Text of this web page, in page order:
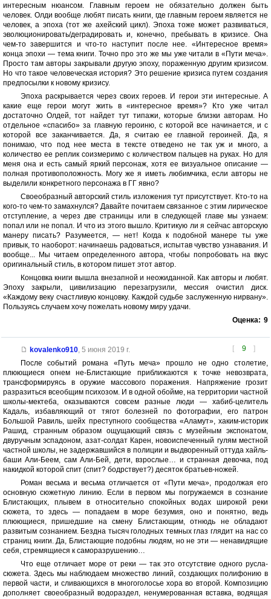
интересным нюансом. Главным героем не обязательно должен быть
человек. Олди вообще любят писать книги, где главным героем является не
человек, а эпоха (тот же ахейский цикл). Эпоха тоже может развиваться,
эволюционировать/деградировать и, конечно, пребывать в кризисе. Она
чем-то завершится и что-то наступит после нее. «Интересное время»
конца эпохи — тема книги. Точно про это же мы уже читали в «Пути меча».
Просто там авторы закрывали другую эпоху, пораженную другим кризисом.
Но что такое человеческая история? Это решение кризиса путем создания
предпосылки к новому кризису.
Эпоха раскрывается через своих героев. И герои эти интересные. А
какие еще герои могут жить в «интересное время»? Кто уже читал
достаточно Олдей, тот найдет тут типажи, которые близки авторам. Но
отдельное «спасибо» за главную героиню, с которой все начинается, и с
которой все заканчивается. Да, я считаю ее главной героиней. Да, я
понимаю, что под нее места в тексте отведено не так уж и много, а
количество ее реплик соизмеримо с количеством пальцев на руках. Но для
меня она и есть самый яркий персонаж, хотя ее визуальное описание —
полная противоположность. Могу же я иметь любимчика, если авторы не
выделили конкретного персонажа в ГГ явно?
Своеобразный авторский стиль изложения тут присутствует. Кто-то на
кого-то чем-то замахнулся? Давайте почитаем связанное с этим лирическое
отступление, а через две страницы или в следующей главе мы узнаем:
попал или не попал. И что из этого вышло. Критикую ли я сейчас авторскую
манеру писать? Разумеется, — нет! Когда к подобной манере ты уже
привык, то наоборот: начинаешь радоваться, испытав чувство узнавания. И
вообще... Мы читаем определенного автора, чтобы попробовать на вкус
оригинальный стиль, в котором пишет этот автор.
Концовка книги вышла внезапной и неожиданной. Как авторы и любят.
Эпоху закрыли, цивилизацию перезагрузили, мессия очистил диск.
«Каждому веку счастливую концовку. Каждой судьбе заслуженную нирвану».
Пользуясь случаем хочу пожелать новому миру удачи.
Оценка: 9
[ 9 ]
kovalenko910, 5 июня 2019 г.
После событий романа «Путь меча» прошло не одно столетие,
плюющиеся огнем не-Блистающие приближаются к точке невозврата,
трансформируясь в оружие массового поражения. Напряжение грозит
разразиться всеобщим психозом. И в одной обойме, на территории частной
школы-мектеба, оказываются совсем разные люди — хабиб-целитель
Кадаль, избавляющий от тягот болезней по фотографии, его патрон
Большой Равиль, шейх преступного сообщества «Аламут», хаким-историк
Рашид, странным образом ощущающий связь с музейным экспонатом,
двуручным эспадоном, азат-солдат Карен, новоиспеченный гулям местной
частной школы, не задержавшийся в полиции и выдворенный оттуда хайль-
баши Али-Беем, сам Али-Бей, дети, взрослые… и странная девочка, под
накидкой которой спит (спит? бодрствует?) десяток братьев-ножей.
Роман весьма и весьма отличается от «Пути меча», продолжая его
основную сюжетную линию. Если в первом мы погружаемся в сознание
Блистающих, плывем в относительно спокойных водах широкой реки
сюжета, то здесь — попадаем в море безумия, оно и понятно, ведь
плюющиеся, пришедшие на смену Блистающим, отнюдь не обладают
развитым сознанием. Бездна тысяч голодных темных глаз глядит на нас со
страниц книги. Да, Блистающие подобны людям, но не эти — ненавидящие
себя, стремящиеся к саморазрушению…
Что еще отличает море от реки — так это отсутствие одного русла-
сюжета. Здесь мы наблюдаем множество линий, создающих полифонию в
первой части, и сливающихся в многоголосье хора во второй. Композицию
дополняет своеобразный водораздел, ненумерованная вставка, водящая